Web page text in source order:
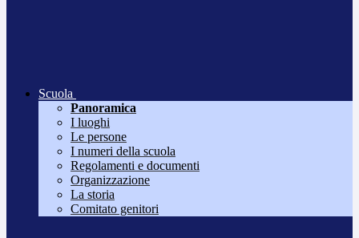
Scuola
Panoramica
I luoghi
Le persone
I numeri della scuola
Regolamenti e documenti
Organizzazione
La storia
Comitato genitori